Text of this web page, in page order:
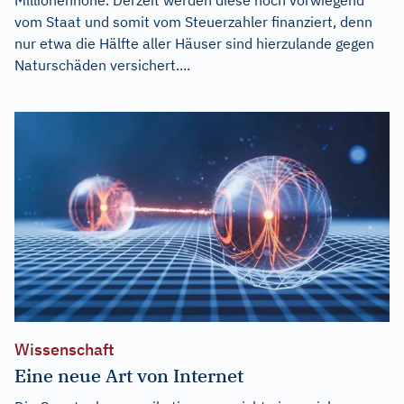
vom Staat und somit vom Steuerzahler finanziert, denn
nur etwa die Hälfte aller Häuser sind hierzulande gegen
Naturschäden versichert....
Wissenschaft
Eine neue Art von Internet